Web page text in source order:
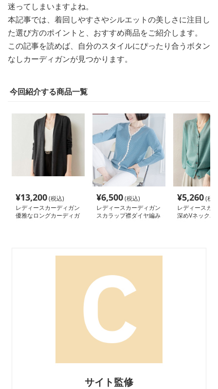
迷ってしまいますよね。
本記事では、着回しやすさやシルエットの美しさに注目し
た選び方のポイントと、おすすめ商品をご紹介します。
この記事を読めば、自分のスタイルにぴったり合うボタン
なしカーディガンが見つかります。
今回紹介する商品一覧
¥13,200(税込)
レディースカーディガン
優雅なロングカーディガ
¥6,500(税込)
レディースカーディガン
スカラップ襟ダイヤ編み
¥5,260(税
レディースカ
深めVネックバ
サイト監修